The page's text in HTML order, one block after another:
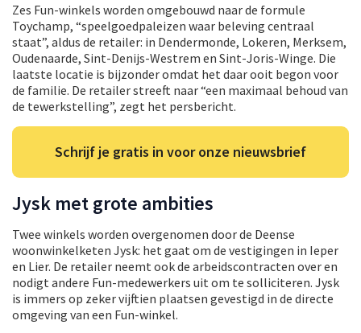
Zes Fun-winkels worden omgebouwd naar de formule
Toychamp, “speelgoedpaleizen waar beleving centraal
staat”, aldus de retailer: in Dendermonde, Lokeren, Merksem,
Oudenaarde, Sint-Denijs-Westrem en Sint-Joris-Winge. Die
laatste locatie is bijzonder omdat het daar ooit begon voor
de familie. De retailer streeft naar “een maximaal behoud van
de tewerkstelling”, zegt het persbericht.
Schrijf je gratis in voor onze nieuwsbrief
Jysk met grote ambities
Twee winkels worden overgenomen door de Deense
woonwinkelketen Jysk: het gaat om de vestigingen in Ieper
en Lier. De retailer neemt ook de arbeidscontracten over en
nodigt andere Fun-medewerkers uit om te solliciteren. Jysk
is immers op zeker vijftien plaatsen gevestigd in de directe
omgeving van een Fun-winkel.